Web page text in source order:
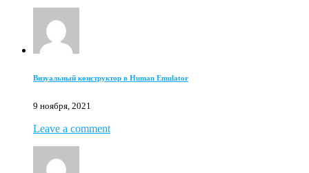
Визуальный конструктор в Human Emulator
9 ноября, 2021
Leave a comment